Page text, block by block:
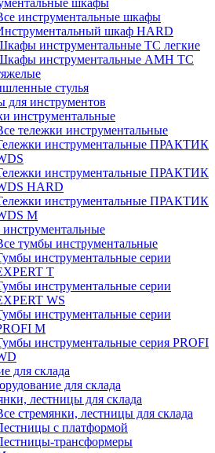
шкафы
инструментальные шкафы
шкаф HARD
инструментальные ТС легкие
инструментальные AMH TC
стулья
для инструментов
инструментальные
тележки инструментальные
инструментальные ПРАКТИК
инструментальные ПРАКТИК
HARD
инструментальные ПРАКТИК
M
тумбы инструментальные
инструментальные серии
T
инструментальные серии
WS
инструментальные серии
M
инструментальные серия PROFI
для склада
для склада
лестницы для склада
стремянки, лестницы для склада
с платформой
трансформеры